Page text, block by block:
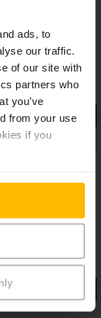
ads, to
our traffic.
of our site with
partners who
you’ve
from your use
if you